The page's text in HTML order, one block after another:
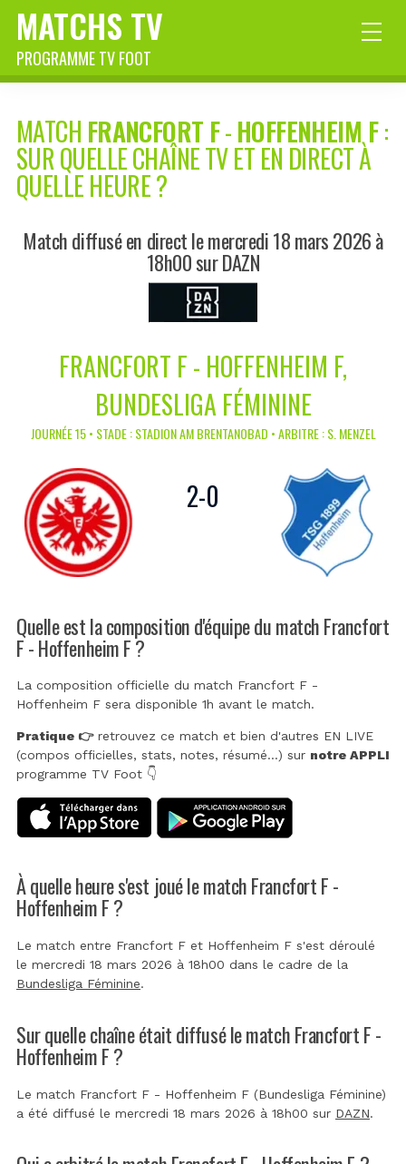
MATCHS TV
PROGRAMME TV FOOT
MATCH FRANCFORT F-HOFFENHEIM F:
SUR QUELLE CHAÎNE TV ET EN DIRECT À
QUELLE HEURE ?
Match diffusé en direct le mercredi 18 mars 2026 à
18h00 sur DAZN
FRANCFORT F - HOFFENHEIM F,
BUNDESLIGA FÉMININE
JOURNÉE 15 • STADE : STADION AM BRENTANOBAD • ARBITRE : S. MENZEL
2-0
Quelle est la composition d'équipe du match Francfort
F - Hoffenheim F ?
La composition officielle du match Francfort F -
Hoffenheim F sera disponible 1h avant le match.
Pratique 👉retrouvez ce match et bien d'autres EN LIVE
(compos officielles, stats, notes, résumé...) sur notre APPLI
programme TV Foot 👇
À quelle heure s'est joué le match Francfort F -
Hoffenheim F ?
Le match entre Francfort F et Hoffenheim F s'est déroulé
le mercredi 18 mars 2026 à 18h00 dans le cadre de la
Bundesliga Féminine.
Sur quelle chaîne était diffusé le match Francfort F -
Hoffenheim F ?
Le match Francfort F - Hoffenheim F (Bundesliga Féminine)
a été diffusé le mercredi 18 mars 2026 à 18h00 sur DAZN.